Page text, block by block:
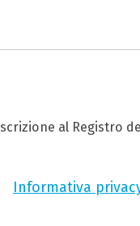
Iscrizione al Registro
Informativa